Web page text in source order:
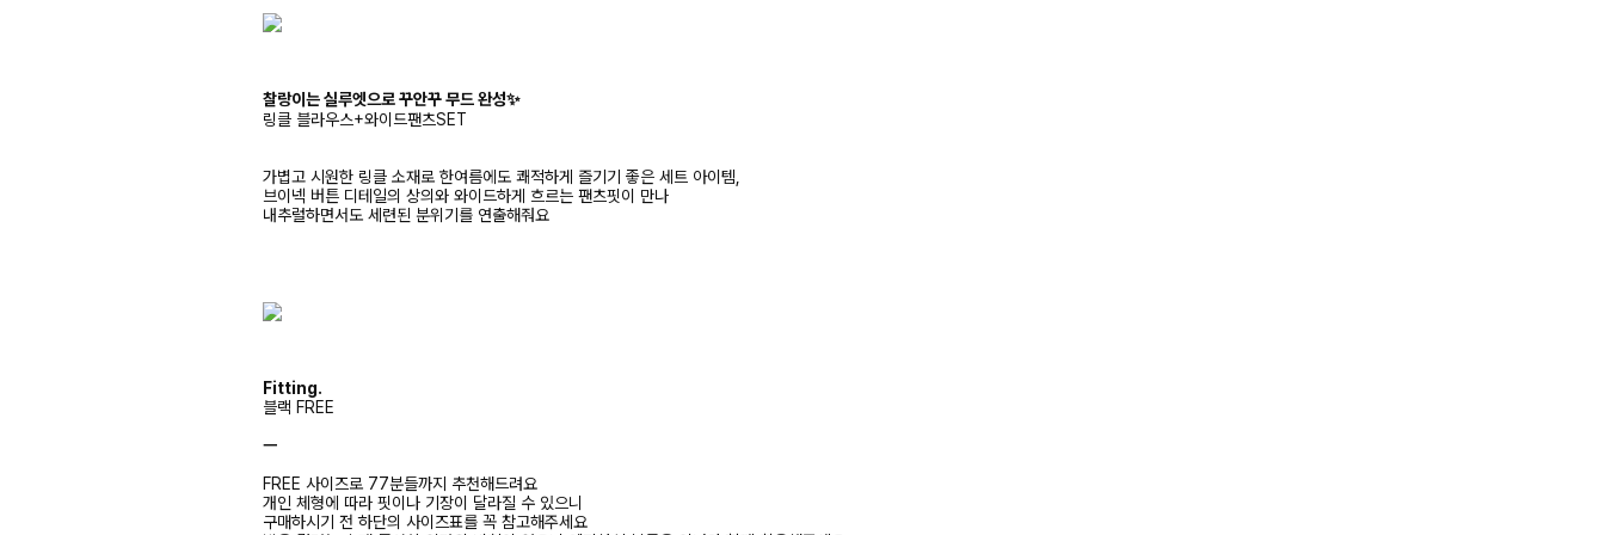
찰랑이는 실루엣으로 꾸안꾸 무드 완성✨
링클 블라우스+와이드팬츠SET
가볍고 시원한 링클 소재로 한여름에도 쾌적하게 즐기기 좋은 세트 아이템,
브이넥 버튼 디테일의 상의와 와이드하게 흐르는 팬츠핏이 만나
내추럴하면서도 세련된 분위기를 연출해줘요
Fitting.
블랙 FREE
ㅡ
FREE 사이즈로 77분들까지 추천해드려요
개인 체형에 따라 핏이나 기장이 달라질 수 있으니
구매하시기 전 하단의 사이즈표를 꼭 참고해주세요